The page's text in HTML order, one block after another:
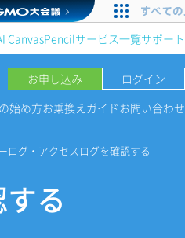
CanvasPencilサービス一覧サポート
お申し込み
ログイン
始め方お乗換えガイドお問い合わせ
ログ・アクセスログを確認する
る